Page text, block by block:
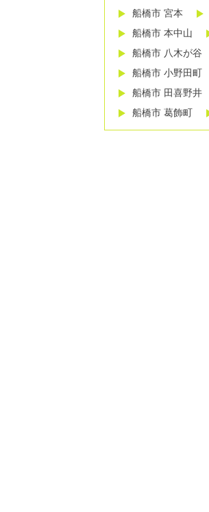
船橋市 宮本
船橋市 本中山
船橋市 八木が谷
船橋市 小野田町
船橋市 田喜野井
船橋市 葛飾町